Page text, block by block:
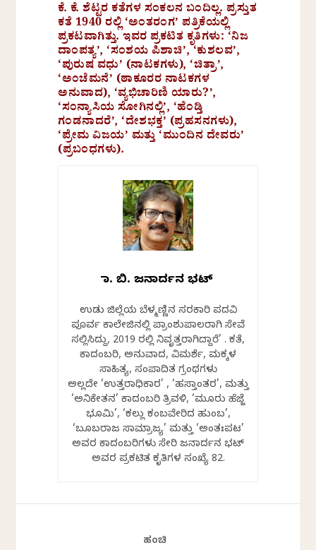
ಕೆ. ಕೆ. ಶೆಟ್ಟರ ಕತೆಗಳ ಸಂಕಲನ ಬಂದಿಲ್ಲ. ಪ್ರಸ್ತುತ
ಕತೆ 1940 ರಲ್ಲಿ ‘ಅಂತರಂಗ’ ಪತ್ರಿಕೆಯಲ್ಲಿ
ಪ್ರಕಟವಾಗಿತ್ತು. ಇವರ ಪ್ರಕಟಿತ ಕೃತಿಗಳು: ‘ನಿಜ
ದಾಂಪತ್ಯ’, ‘ಸಂಶಯ ಪಿಶಾಚಿ’, ‘ಕುಶಲವ’,
‘ಪುರುಷ ವಧು’ (ನಾಟಕಗಳು), ‘ಚಿತ್ರಾ’,
‘ಅಂಚೆಮನೆ’ (ಠಾಕೂರರ ನಾಟಕಗಳ
ಅನುವಾದ), ‘ವ್ಯಭಿಚಾರಿಣಿ ಯಾರು?’,
‘ಸಂನ್ಯಾಸಿಯ ಸೋಗಿನಲ್ಲಿ’, ‘ಹೆಂಡ್ತಿ
ಗಂಡನಾದರೆ’, ‘ದೇಶಭಕ್ತ’ (ಪ್ರಹಸನಗಳು),
‘ಪ್ರೇಮ ವಿಜಯ’ ಮತ್ತು ‘ಮುಂದಿನ ದೇವರು’
(ಪ್ರಬಂಧಗಳು).
ಡಾ. ಬಿ. ಜನಾರ್ದನ ಭಟ್
ಉಡುಪಿ ಜಿಲ್ಲೆಯ ಬೆಳ್ಮಣ್ಣಿನ ಸರಕಾರಿ ಪದವಿ
ಪೂರ್ವ ಕಾಲೇಜಿನಲ್ಲಿ ಪ್ರಾಂಶುಪಾಲರಾಗಿ ಸೇವೆ
ಸಲ್ಲಿಸಿದ್ದು, 2019 ರಲ್ಲಿ ನಿವೃತ್ತರಾಗಿದ್ದಾರೆ’ . ಕತೆ,
ಕಾದಂಬರಿ, ಅನುವಾದ, ವಿಮರ್ಶೆ, ಮಕ್ಕಳ
ಸಾಹಿತ್ಯ, ಸಂಪಾದಿತ ಗ್ರಂಥಗಳು
ಅಲ್ಲದೇ ‘ಉತ್ತರಾಧಿಕಾರ’ , ‘ಹಸ್ತಾಂತರ’, ಮತ್ತು
‘ಅನಿಕೇತನ’ ಕಾದಂಬರಿ ತ್ರಿವಳಿ, ‘ಮೂರು ಹೆಜ್ಜೆ
ಭೂಮಿ’, ‘ಕಲ್ಲು ಕಂಬವೇರಿದ ಹುಂಬ’,
‘ಬೂಬರಾಜ ಸಾಮ್ರಾಜ್ಯ’ ಮತ್ತು ‘ಅಂತಃಪಟ’
ಅವರ ಕಾದಂಬರಿಗಳು ಸೇರಿ ಜನಾರ್ದನ ಭಟ್
ಅವರ ಪ್ರಕಟಿತ ಕೃತಿಗಳ ಸಂಖ್ಯೆ 82.
ಹಂಚಿ